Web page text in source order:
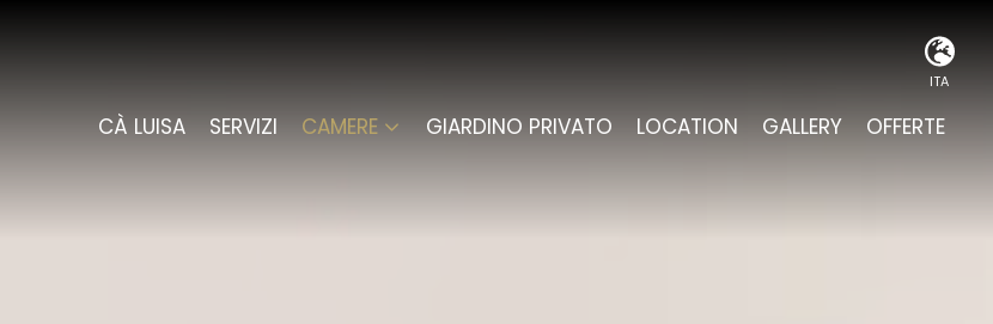
ITA
ITA
CÀ LUISA SERVIZI CAMERE GIARDINO PRIVATO LOCATION GALLERY OFFERTE